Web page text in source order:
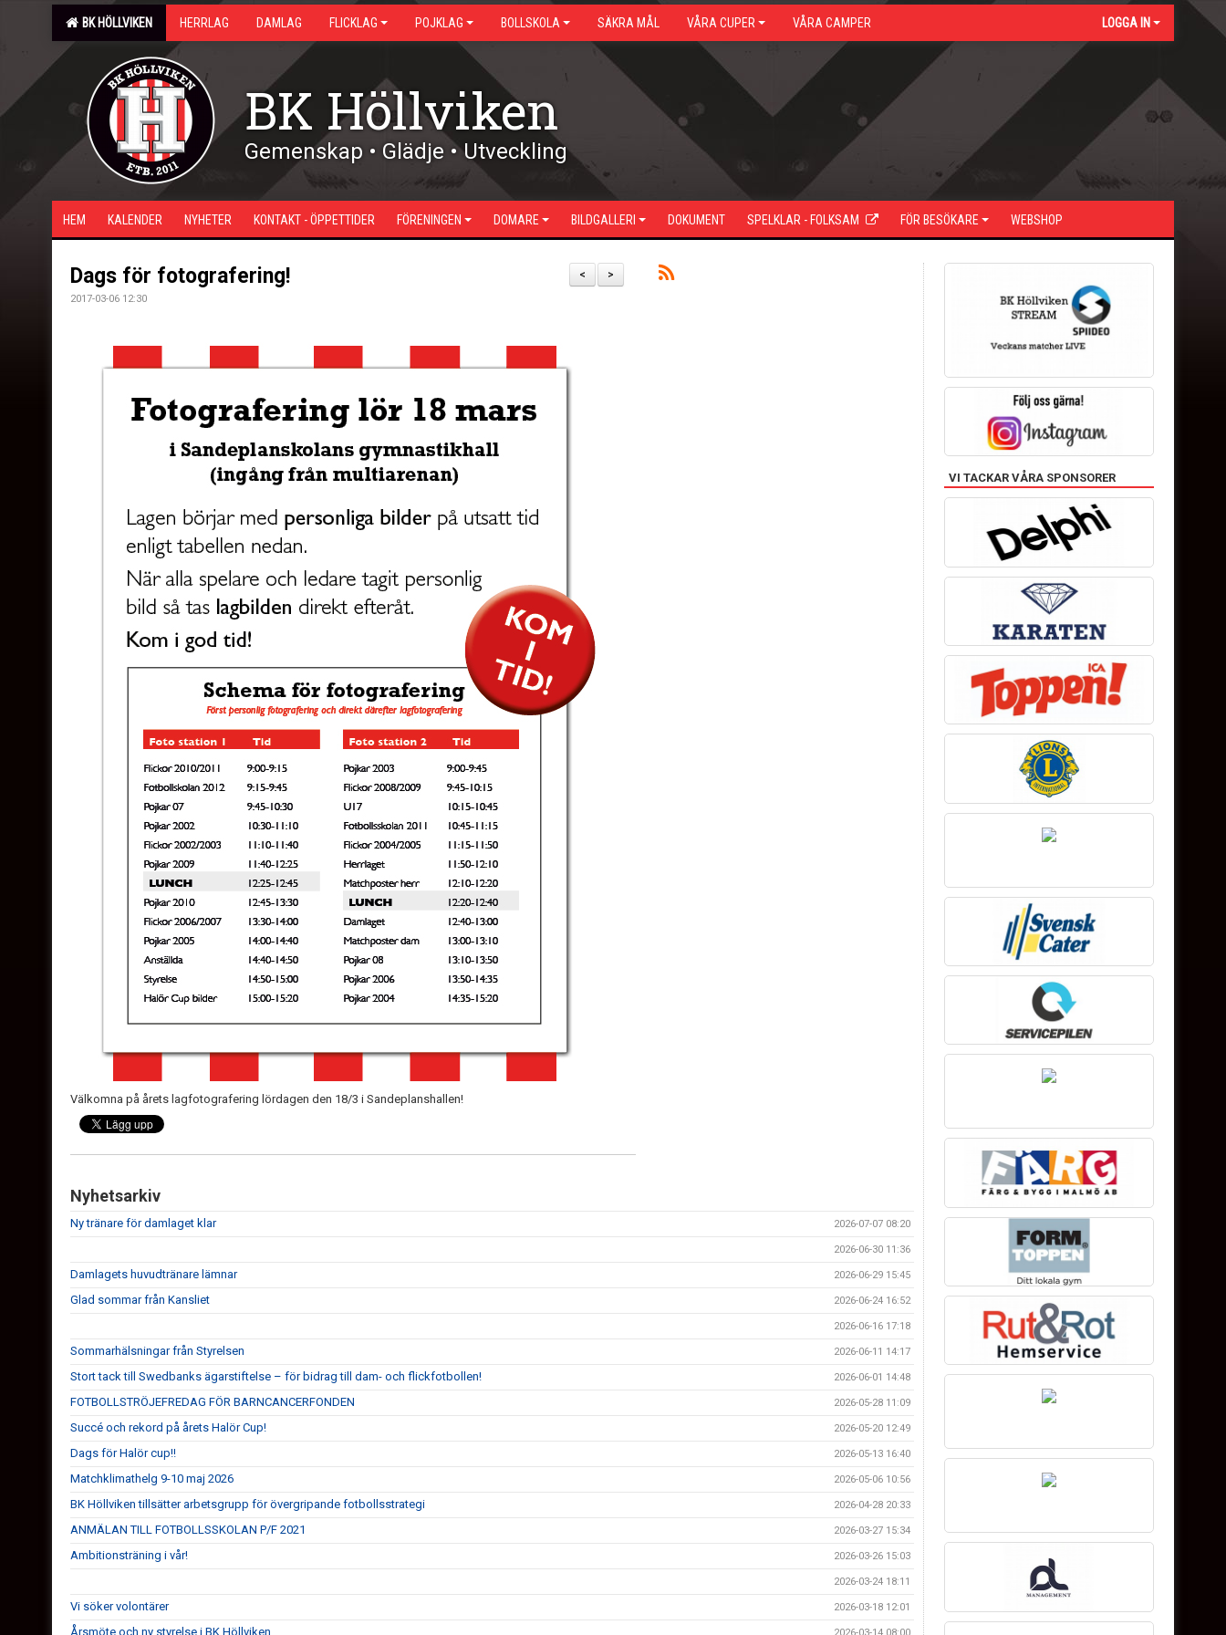
BK HÖLLVIKEN HERRLAG DAMLAG FLICKLAG POJKLAG BOLLSKOLA SÄKRA MÅL VÅRA CUPER VÅRA CAMPER LOGGA IN
BK Höllviken
Gemenskap • Glädje • Utveckling
HEM KALENDER NYHETER KONTAKT - ÖPPETTIDER FÖRENINGEN DOMARE BILDGALLERI DOKUMENT SPELKLAR - FOLKSAM FÖR BESÖKARE WEBSHOP
>
<
Dags för fotografering!
2017-03-06 12:30
Välkomna på årets lagfotografering lördagen den 18/3 i Sandeplanshallen!
Nyhetsarkiv
Ny tränare för damlaget klar 2026-07-07 08:20
2026-06-30 11:36
Damlagets huvudtränare lämnar 2026-06-29 15:45
Glad sommar från Kansliet 2026-06-24 16:52
2026-06-16 17:18
Sommarhälsningar från Styrelsen 2026-06-11 14:17
Stort tack till Swedbanks ägarstiftelse – för bidrag till dam- och flickfotbollen! 2026-06-01 14:48
FOTBOLLSTRÖJEFREDAG FÖR BARNCANCERFONDEN 2026-05-28 11:09
Succé och rekord på årets Halör Cup! 2026-05-20 12:49
Dags för Halör cup!! 2026-05-13 16:40
Matchklimathelg 9-10 maj 2026 2026-05-06 10:56
BK Höllviken tillsätter arbetsgrupp för övergripande fotbollsstrategi 2026-04-28 20:33
ANMÄLAN TILL FOTBOLLSSKOLAN P/F 2021 2026-03-27 15:34
Ambitionsträning i vår! 2026-03-26 15:03
2026-03-24 18:11
Vi söker volontärer 2026-03-18 12:01
Årsmöte och ny styrelse i BK Höllviken
VI TACKAR VÅRA SPONSORER